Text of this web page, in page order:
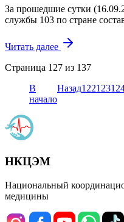
За прошедшие сутки
службы 103 по стране
Читать далее
Страница 127 из 137
В
начало
Назад122123
НКЦЭМ
Национальный
медицины